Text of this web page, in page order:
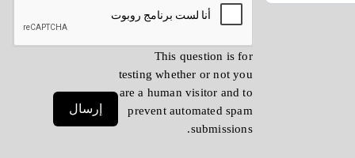
This question is for
testing whether or not you
are a human visitor and to
prevent automated spam
submissions.
إرسال